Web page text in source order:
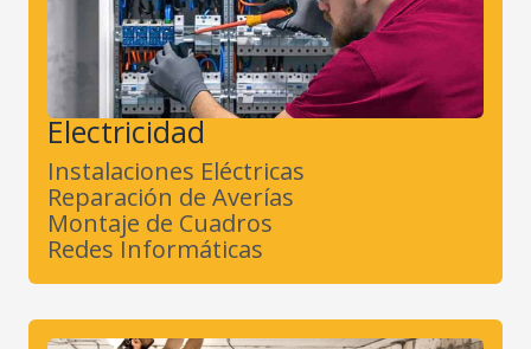
Electricidad
Instalaciones Eléctricas
Reparación de Averías
Montaje de Cuadros
Redes Informáticas